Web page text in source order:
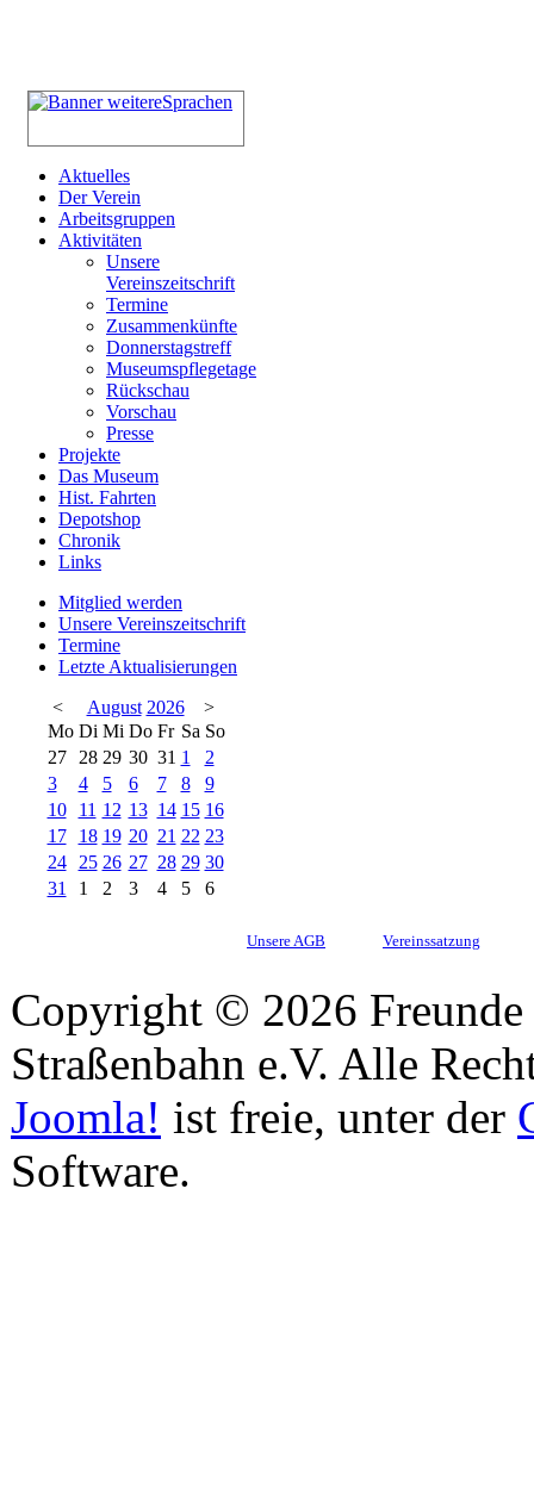
Aktuelles
Der Verein
Arbeitsgruppen
Aktivitäten
Unsere
Vereinszeitschrift
Termine
Zusammenkünfte
Donnerstagstreff
Museumspflegetage
Rückschau
Vorschau
Presse
Projekte
Das Museum
Hist. Fahrten
Depotshop
Chronik
Links
Mitglied werden
Unsere Vereinszeitschrift
Termine
Letzte Aktualisierungen
<
August 2026
>
Mo Di Mi Do Fr Sa So
27
28 29 30 31 1
2
3
4 5 6 7 8
9
10
11 12 13 14 15 16
17
18 19 20 21 22 23
24
25 26 27 28 29 30
31
1 2 3 4 5 6
Unsere AGB Vereinssatzung
Copyright © 2026
Straßenbahn e.V. Alle
Joomla! ist freie, unter der
Software.